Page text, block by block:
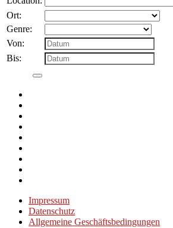
Ort:
Genre:
Von:
Bis:
Impressum
Datenschutz
Allgemeine Geschäftsbedingungen